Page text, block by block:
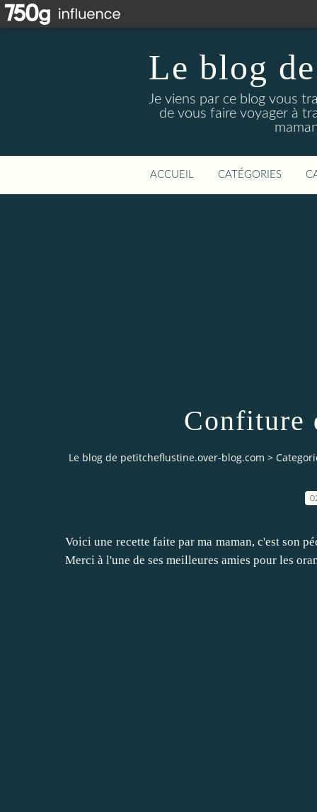
Le blog
Je viens par ce blog vous
de vous faire voyager à
ACCUEIL CATÉGORIES
Confiture
Le blog de petitcheflustine.over-blog.com >
Voici une recette faite par ma maman, c'est son
Merci à l'une de ses meilleures amies pour les